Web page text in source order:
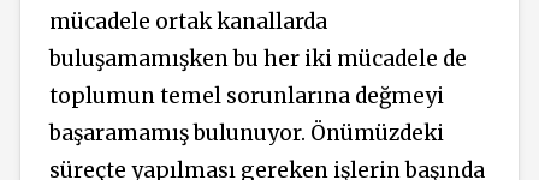
mücadele ortak kanallarda
buluşamamışken bu her iki mücadele de
toplumun temel sorunlarına değmeyi
başaramamış bulunuyor. Önümüzdeki
süreçte yapılması gereken işlerin başında